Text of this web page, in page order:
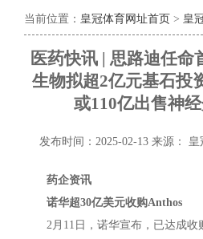
当前位置： 皇冠体育网址首页 > 皇
医药快讯 | 思路迪任命
生物拟超2亿元基石投
或110亿出售神
发布时间：2025-02-13 来源： 皇
药企资讯
诺华超30亿美元收购Anthos
2月11日，诺华宣布，已达成收